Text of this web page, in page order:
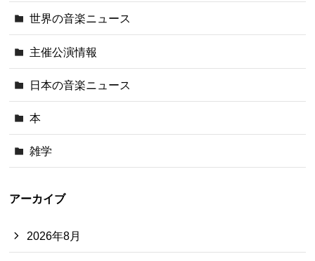
世界の音楽ニュース
主催公演情報
日本の音楽ニュース
本
雑学
アーカイブ
2026年8月